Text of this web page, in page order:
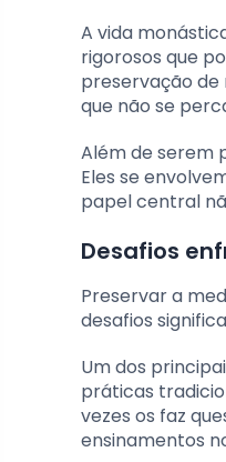
A vida
rigorosos que
preservação de
que não se
Além de serem
Eles se
papel central
Desafios
Preservar a
desafios
Um dos
práticas
vezes os faz
ensinamentos